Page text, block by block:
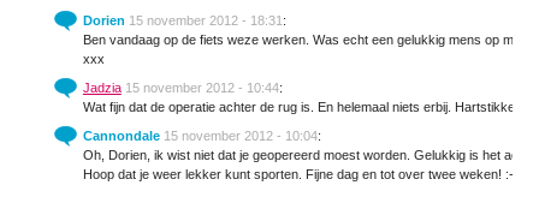
Dorien 15 november 2012 - 18:31 :
Ben vandaag op de fiets weze werken. Was echt een gelukkig mens op mn
xxx
Jadzia 15 november 2012 - 10:44:
Wat fijn dat de operatie achter de rug is. En helemaal niets erbij. Hartstikke
Cannondale 15 november 2012 - 10:04:
Oh, Dorien, ik wist niet dat je geopereerd moest worden. Gelukkig is het
Hoop dat je weer lekker kunt sporten. Fijne dag en tot over twee weken! :-)